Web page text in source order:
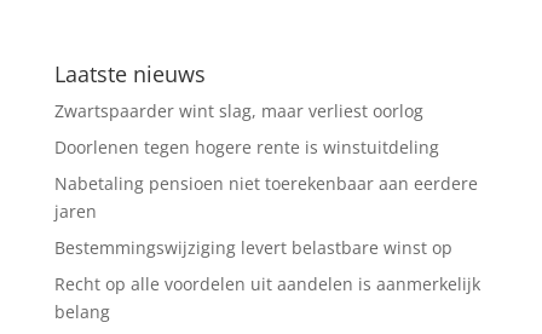
Laatste nieuws
Zwartspaarder wint slag, maar verliest oorlog
Doorlenen tegen hogere rente is winstuitdeling
Nabetaling pensioen niet toerekenbaar aan eerdere
jaren
Bestemmingswijziging levert belastbare winst op
Recht op alle voordelen uit aandelen is aanmerkelijk
belang